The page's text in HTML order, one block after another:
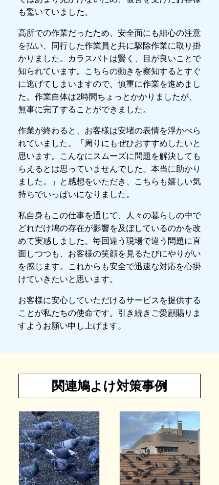
も驚いていました。
高所での作業だったため、安全面にも細心の注意
を払い、同行した作業員と共に駆除作業に取り掛
かりました。カラスバトは賢く、目が良いことで
知られています。こちらの動きを察知するとすぐ
に逃げてしまいますので、慎重に作業を進めまし
た。作業自体は2時間ちょっとかかりましたが、
無事に完了することができました。
作業が終わると、お客様は安堵の表情を浮かべら
れていました。「周りにもぜひおすすめしたいと
思います。こんなにスムーズに問題を解決しても
らえるとは思っていませんでした。本当に助かり
ました。」と感想をいただき、こちらも嬉しい気
持ちでいっぱいになりました。
私自身もこの仕事を通じて、人々の暮らしの中で
どれだけ鳩の存在が影響を及ぼしているのかを改
めて実感しました。毎回違う現場で違う問題に直
面しつつも、お客様の笑顔を見るたびにやりがい
を感じます。これからも安全で迅速な対応を心掛
けていきたいと思います。
お客様に安心していただけるサービスを提供する
ことが私たちの使命です。引き続きご愛顧賜りま
すようお願い申し上げます。
関連鳩よけ対策事例